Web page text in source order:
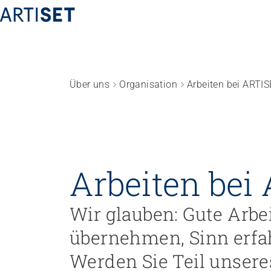
Höhere Fachschule Sozialpädagogik
Höhere Fachschule
Kindheitspädagogik
Höhere Fachschule
Gemeindeanimation
Vision, Mission, Werte
Politik und Positionen
Zusammenarbeit
Über uns Organisation Arbeiten bei
Arbeiten bei
Wir glauben: Gute
übernehmen, Sinn
Werden Sie Teil